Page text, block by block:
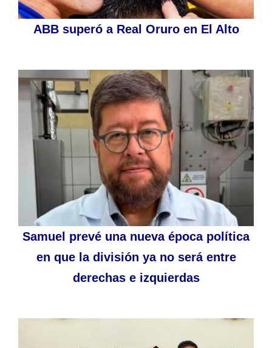
ABB superó a Real Oruro en El Alto
Samuel prevé una nueva época política
en que la división ya no será entre
derechas e izquierdas